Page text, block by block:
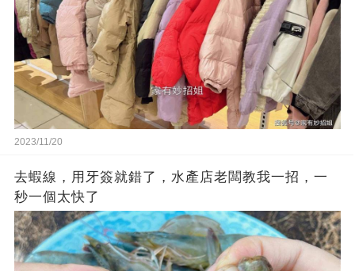
2023/11/20
去蝦線，用牙簽就錯了，水產店老闆教我一招，一
秒一個太快了